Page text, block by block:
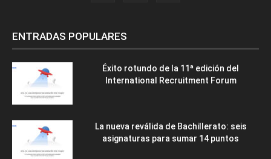
ENTRADAS POPULARES
Éxito rotundo de la 11ª edición del
International Recruitment Forum
La nueva reválida de Bachillerato: seis
asignaturas para sumar 14 puntos